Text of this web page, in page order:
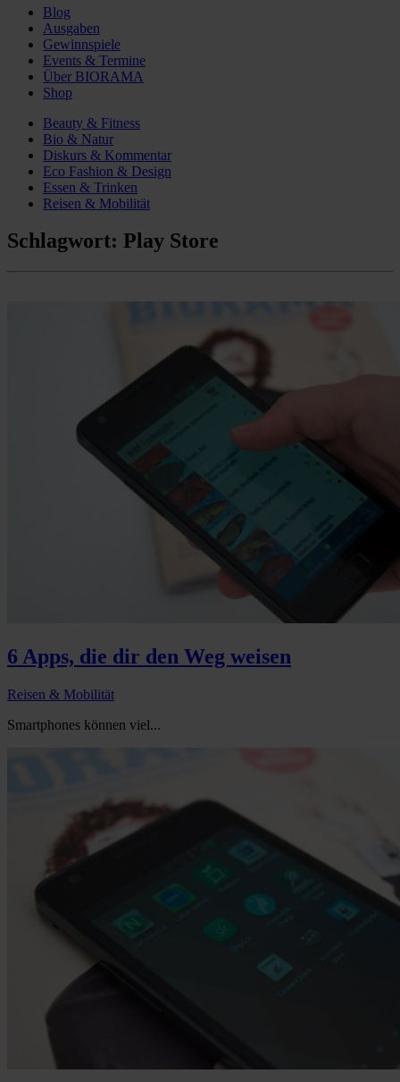
Blog
Ausgaben
Gewinnspiele
Events & Termine
Über BIORAMA
Shop
Beauty & Fitness
Bio & Natur
Diskurs & Kommentar
Eco Fashion & Design
Essen & Trinken
Reisen & Mobilität
Schlagwort: Play Store
6 Apps, die dir den Weg weisen
Reisen & Mobilität
Smartphones können viel...